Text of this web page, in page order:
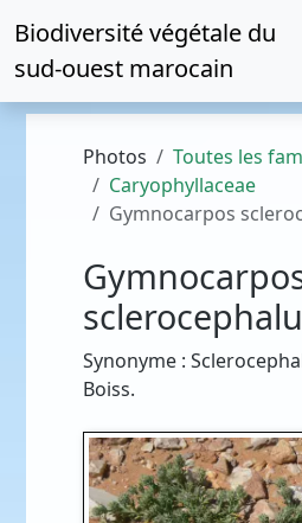
Biodiversité végétale du
sud-ouest marocain
Photos
Toutes les
Caryophyllaceae
Gymnocarpos
Synonyme :
Boiss.